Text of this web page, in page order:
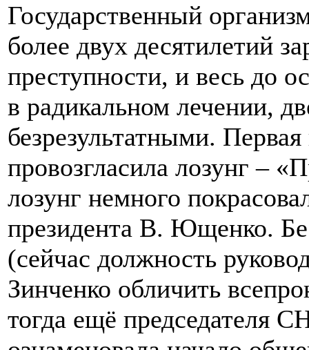
Государственный
более двух десятилетий
преступности, и весь до
в радикальном лечении,
безрезультатными.
провозгласила лозунг –
лозунг немного
президента В. Ющенко.
(сейчас должность
Зинченко обличить
тогда ещё председателя